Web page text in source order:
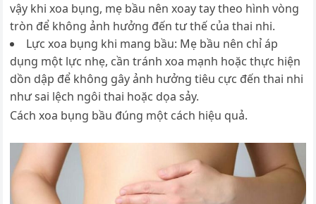
vậy khi xoa bụng, mẹ bầu nên xoay tay theo hình vòng
tròn để không ảnh hưởng đến tư thế của thai nhi.
Lực xoa bụng khi mang bầu: Mẹ bầu nên chỉ áp
dụng một lực nhẹ, cần tránh xoa mạnh hoặc thực hiện
dồn dập để không gây ảnh hưởng tiêu cực đến thai nhi
như sai lệch ngôi thai hoặc dọa sảy.
Cách xoa bụng bầu đúng một cách hiệu quả.